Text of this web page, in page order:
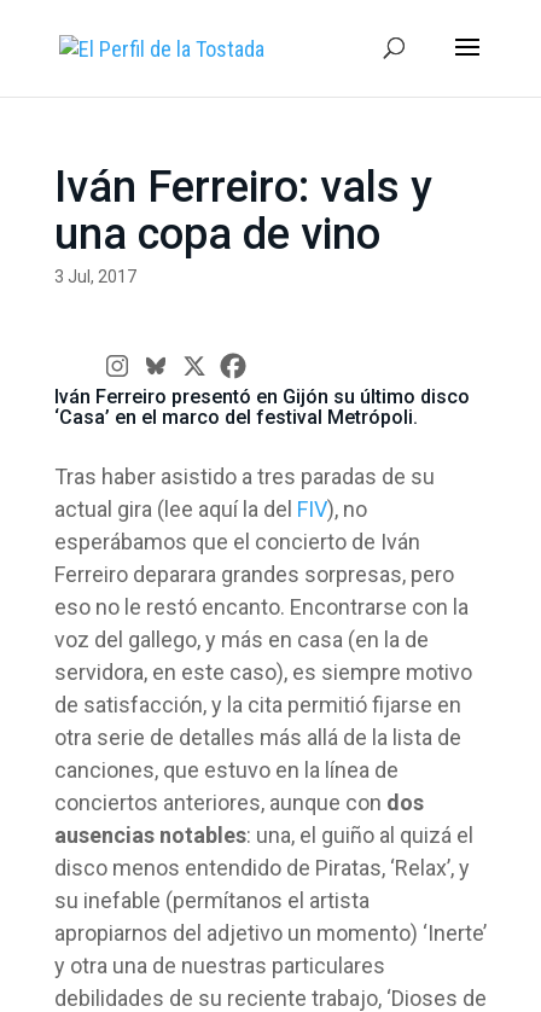
Iván Ferreiro: vals y
una copa de vino
3 Jul, 2017
Iván Ferreiro presentó en Gijón su último disco
‘Casa’ en el marco del festival Metrópoli.
Tras haber asistido a tres paradas de su
actual gira (lee aquí la del FIV), no
esperábamos que el concierto de Iván
Ferreiro deparara grandes sorpresas, pero
eso no le restó encanto. Encontrarse con la
voz del gallego, y más en casa (en la de
servidora, en este caso), es siempre motivo
de satisfacción, y la cita permitió fijarse en
otra serie de detalles más allá de la lista de
canciones, que estuvo en la línea de
conciertos anteriores, aunque con dos
ausencias notables: una, el guiño al quizá el
disco menos entendido de Piratas, ‘Relax’, y
su inefable (permítanos el artista
apropiarnos del adjetivo un momento) ‘Inerte’
y otra una de nuestras particulares
debilidades de su reciente trabajo, ‘Dioses de